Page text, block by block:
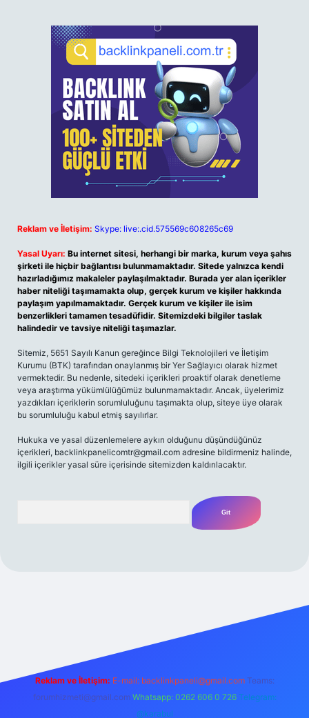
Reklam ve İletişim: Skype: live:.cid.575569c608265c69
Yasal Uyarı: Bu internet sitesi, herhangi bir marka, kurum veya şahıs
şirketi ile hiçbir bağlantısı bulunmamaktadır. Sitede yalnızca kendi
hazırladığımız makaleler paylaşılmaktadır. Burada yer alan içerikler
haber niteliği taşımamakta olup, gerçek kurum ve kişiler hakkında
paylaşım yapılmamaktadır. Gerçek kurum ve kişiler ile isim
benzerlikleri tamamen tesadüfidir. Sitemizdeki bilgiler taslak
halindedir ve tavsiye niteliği taşımazlar.
Sitemiz, 5651 Sayılı Kanun gereğince Bilgi Teknolojileri ve İletişim
Kurumu (BTK) tarafından onaylanmış bir Yer Sağlayıcı olarak hizmet
vermektedir. Bu nedenle, sitedeki içerikleri proaktif olarak denetleme
veya araştırma yükümlülüğümüz bulunmamaktadır. Ancak, üyelerimiz
yazdıkları içeriklerin sorumluluğunu taşımakta olup, siteye üye olarak
bu sorumluluğu kabul etmiş sayılırlar.
Hukuka ve yasal düzenlemelere aykırı olduğunu düşündüğünüz
içerikleri, backlinkpanelicomtr@gmail.com adresine bildirmeniz halinde,
ilgili içerikler yasal süre içerisinde sitemizden kaldırılacaktır.
m elexbet
Reklam ve İletişim: E-mail: backlinkpaneli@gmail.com Teams:
forumhizmeti@gmail.com Whatsapp: 0262 606 0 726 Telegram:
@karabul